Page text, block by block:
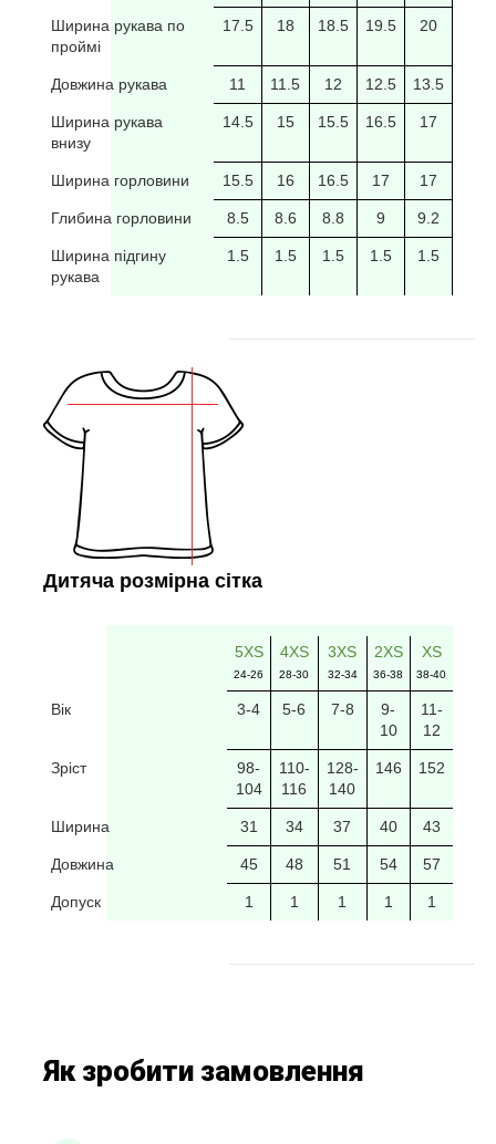
Ширина рукава по
проймі
17.5 18 18.5 19.5 20
Довжина рукава 11 11.5 12 12.5 13.5
Ширина рукава
внизу
14.5 15 15.5 16.5 17
Ширина горловини 15.5 16 16.5 17 17
Глибина горловини 8.5 8.6 8.8 9 9.2
Ширина підгину
рукава
1.5 1.5 1.5 1.5 1.5
Дитяча розмірна сітка
5XS
24-26
4XS
28-30
3XS
32-34
2XS
36-38
XS
38-40
Вік 3-4 5-6 7-8
9-
10
11-
12
Зріст
98-
104
110-
116
128-
140
146 152
Ширина 31 34 37 40 43
Довжина 45 48 51 54 57
Допуск 1 1 1 1 1
Як зробити замовлення